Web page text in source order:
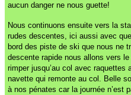
aucun danger ne nous guette!
Nous continuons ensuite vers la
rudes descentes, ici aussi avec
bord des piste de ski que nous ne
descente rapide nous allons vers
rimper jusqu’au col avec raquettes
navette qui remonte au col. Belle
à nos pénates car la journée n’est